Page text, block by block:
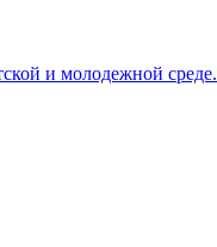
и молодежной среде.